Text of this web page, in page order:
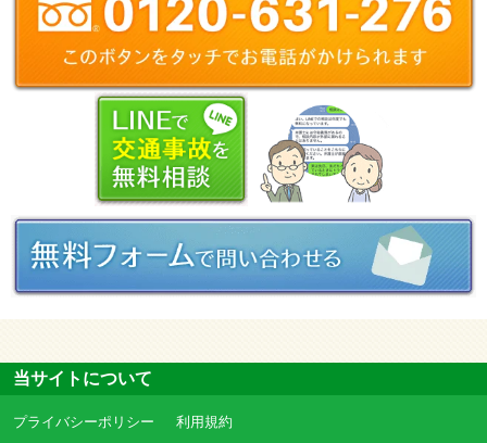
当サイトについて
プライバシーポリシー 利用規約